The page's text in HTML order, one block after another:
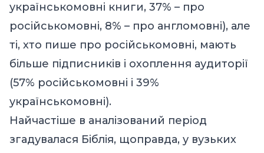
українськомовні книги, 37% – про
російськомовні, 8% – про англомовні), але
ті, хто пише про російськомовні, мають
більше підписників і охоплення аудиторії
(57% російськомовні і 39%
українськомовні).
Найчастіше в аналізований період
згадувалася Біблія, щоправда, у вузьких